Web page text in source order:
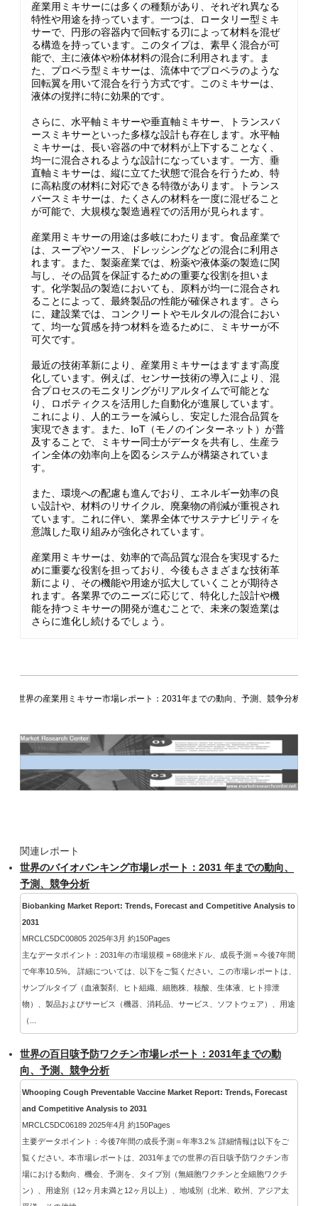
産業用ミキサーには多くの種類があり、それぞれ異なる
特性や用途を持っています。一つは、ロータリー型ミキ
サーで、円形の容器内で回転する刃によって材料を混ぜ
る構造を持っています。このタイプは、素早く混合が可
能で、主に液体や粉体材料の混合に利用されます。ま
た、プロペラ型ミキサーは、流体中でプロペラのような
回転翼を用いて混合を行う方式です。このミキサーは、
液体の撹拌に特に効果的です。
さらに、水平軸ミキサーや垂直軸ミキサー、トランスバ
ースミキサーといった多様な設計も存在します。水平軸
ミキサーは、長い容器の中で材料が上下することなく、
均一に混合されるような設計になっています。一方、垂
直軸ミキサーは、縦に立てた状態で混合を行うため、特
に高粘度の材料に対応できる特徴があります。トランス
バースミキサーは、たくさんの材料を一度に混ぜること
が可能で、大規模な製造過程での活用が見られます。
産業用ミキサーの用途は多岐にわたります。食品産業で
は、スープやソース、ドレッシングなどの混合に利用さ
れます。また、製薬産業では、粉薬や液体薬の製造に関
与し、その品質を保証するための重要な役割を担いま
す。化学製品の製造においても、原料が均一に混合され
ることによって、最終製品の性能が確保されます。さら
に、建設業では、コンクリートやモルタルの混合におい
て、均一な質感を持つ材料を造るために、ミキサーが不
可欠です。
最近の技術革新により、産業用ミキサーはますます高度
化しています。例えば、センサー技術の導入により、混
合プロセスのモニタリングがリアルタイムで可能とな
り、ロボティクスを活用した自動化が進展しています。
これにより、人的エラーを減らし、安定した混合品質を
実現できます。また、IoT（モノのインターネット）が普
及することで、ミキサー同士がデータを共有し、生産ラ
イン全体の効率向上を図るシステムが構築されていま
す。
また、環境への配慮も進んでおり、エネルギー効率の良
い設計や、材料のリサイクル、廃棄物の削減が重視され
ています。これに伴い、業界全体でサステナビリティを
意識した取り組みが強化されています。
産業用ミキサーは、効率的で高品質な混合を実現するた
めに重要な役割を担っており、今後もさまざまな技術革
新により、その機能や用途が拡大していくことが期待さ
れます。各業界でのニーズに応じて、特化した設計や機
能を持つミキサーの開発が進むことで、未来の製造業は
さらに進化し続けるでしょう。
世界の産業用ミキサー市場レポート：2031年までの動向、予測、競争分析
関連レポート
世界のバイオバンキング市場レポート：2031 年までの動向、
予測、競争分析
Biobanking Market Report: Trends, Forecast and Competitive Analysis to
2031
MRCLC5DC00805 2025年3月 約150Pages
主なデータポイント：2031年の市場規模 = 68億米ドル、成長予測 = 今後7年間
で年率10.5%。 詳細については、以下をご覧ください。この市場レポートは、
サンプルタイプ（血液製剤、ヒト組織、細胞株、核酸、生体液、ヒト排泄
物）、製品およびサービス（機器、消耗品、サービス、ソフトウェア）、用途
（...
世界の百日咳予防ワクチン市場レポート：2031年までの動
向、予測、競争分析
Whooping Cough Preventable Vaccine Market Report: Trends, Forecast
and Competitive Analysis to 2031
MRCLC5DC06189 2025年4月 約150Pages
主要データポイント：今後7年間の成長予測＝年率3.2％ 詳細情報は以下をご
覧ください。本市場レポートは、2031年までの世界の百日咳予防ワクチン市
場における動向、機会、予測を、タイプ別（無細胞ワクチンと全細胞ワクチ
ン）、用途別（12ヶ月未満と12ヶ月以上）、地域別（北米、欧州、アジア太